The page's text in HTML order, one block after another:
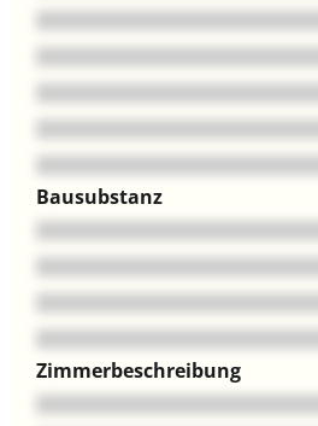
Bausubstanz
Zimmerbeschreibung